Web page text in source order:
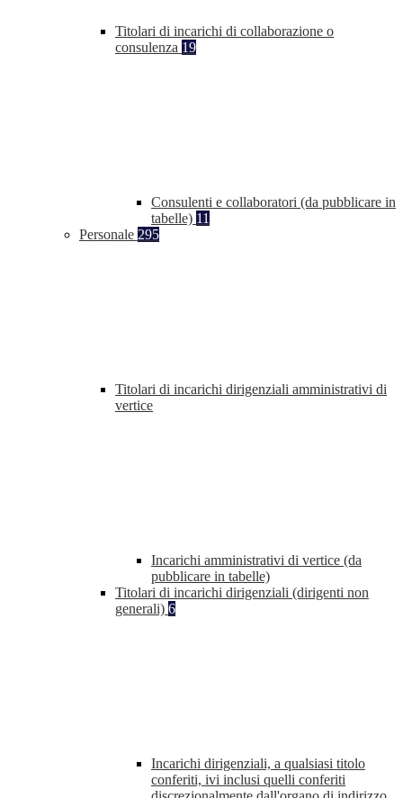
Titolari di incarichi di collaborazione o
consulenza 19
Consulenti e collaboratori (da pubblicare in
tabelle) 11
Personale 295
Titolari di incarichi dirigenziali amministrativi di
vertice
Incarichi amministrativi di vertice (da
pubblicare in tabelle)
Titolari di incarichi dirigenziali (dirigenti non
generali) 6
Incarichi dirigenziali, a qualsiasi titolo
conferiti, ivi inclusi quelli conferiti